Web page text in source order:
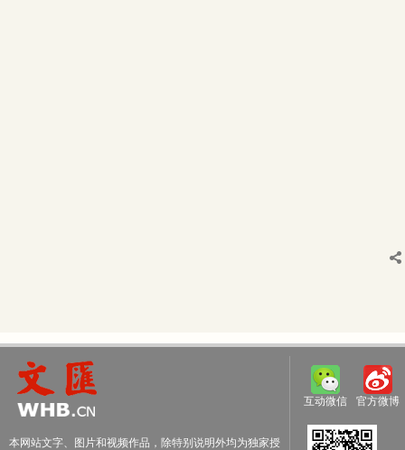
本网站文字、图片和视频作品，除特别说明外均为独家授
互动微信 官方微博